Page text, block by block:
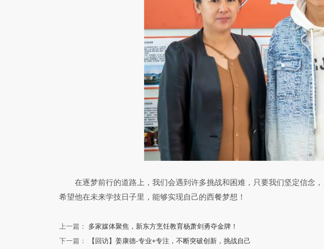
在逐梦前行的道路上，我们会遇到许多挑战和困难，只要我们坚定信念
希望他在未来学技日子里，能够实现自己的西餐梦想！
上一篇： 多家媒体聚焦，新东方烹饪教育杨萧剑勇夺金牌！
下一篇：
【回访】姜康德-专业+专注，不断突破创新，挑战自己